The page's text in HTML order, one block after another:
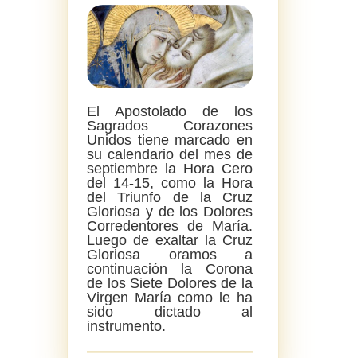
El Apostolado de los
Sagrados Corazones
Unidos tiene marcado en
su calendario del mes de
septiembre la Hora Cero
del 14-15, como la Hora
del Triunfo de la Cruz
Gloriosa y de los Dolores
Corredentores de María.
Luego de exaltar la Cruz
Gloriosa oramos a
continuación la Corona
de los Siete Dolores de la
Virgen María como le ha
sido dictado al
instrumento.